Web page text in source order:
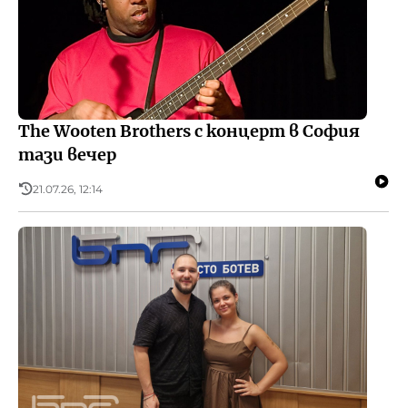
The Wooten Brothers с концерт в София
тази вечер
21.07.26, 12:14